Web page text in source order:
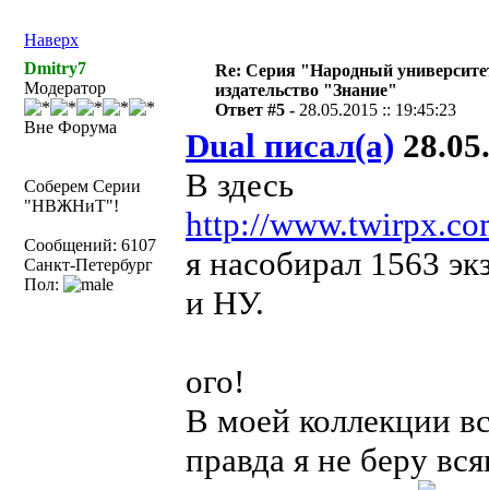
Наверх
Dmitry7
Модератор
Вне Форума
Соберем Серии
"НВЖНиТ"!
Сообщений: 6107
Санкт-Петербург
Пол:
Re: Серия "Народный
издательство "Знание"
Ответ #5 - 28.05.2015 :: 19:45:23
Dual писал(а)
В здесь
http://
я насобирал 1563
и НУ.
ого!
В моей коллекции
правда я не беру